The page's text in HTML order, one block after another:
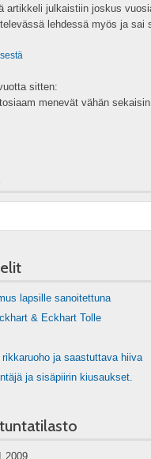
artikkeli julkaistiin joskus
lehdessä myös ja sai
sitten:
menevät vähän
lapsille sanoitettuna
& Eckhart Tolle
ja saastuttava hiiva
ja sisäpiirin kiusaukset.